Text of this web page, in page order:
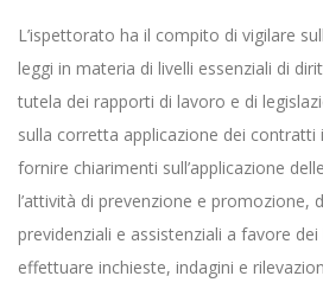
L’ispettorato ha il compito di vigilare
leggi in materia di livelli essenziali di
tutela dei rapporti di lavoro e di
sulla corretta applicazione dei contratti
fornire chiarimenti sull’applicazione
l’attività di prevenzione e promozione,
previdenziali e assistenziali a favore
effettuare inchieste, indagini e